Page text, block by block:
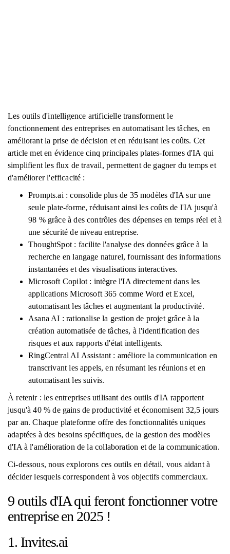
Les outils d'intelligence artificielle transforment le
fonctionnement des entreprises en automatisant les tâches, en
améliorant la prise de décision et en réduisant les coûts. Cet
article met en évidence cinq principales plates-formes d'IA qui
simplifient les flux de travail, permettent de gagner du temps et
d'améliorer l'efficacité :
Prompts.ai : consolide plus de 35 modèles d'IA sur une
seule plate-forme, réduisant ainsi les coûts de l'IA jusqu'à
98 % grâce à des contrôles des dépenses en temps réel et à
une sécurité de niveau entreprise.
ThoughtSpot : facilite l'analyse des données grâce à la
recherche en langage naturel, fournissant des informations
instantanées et des visualisations interactives.
Microsoft Copilot : intègre l'IA directement dans les
applications Microsoft 365 comme Word et Excel,
automatisant les tâches et augmentant la productivité.
Asana AI : rationalise la gestion de projet grâce à la
création automatisée de tâches, à l'identification des
risques et aux rapports d'état intelligents.
RingCentral AI Assistant : améliore la communication en
transcrivant les appels, en résumant les réunions et en
automatisant les suivis.
À retenir : les entreprises utilisant des outils d'IA rapportent
jusqu'à 40 % de gains de productivité et économisent 32,5 jours
par an. Chaque plateforme offre des fonctionnalités uniques
adaptées à des besoins spécifiques, de la gestion des modèles
d'IA à l'amélioration de la collaboration et de la communication.
Ci-dessous, nous explorons ces outils en détail, vous aidant à
décider lesquels correspondent à vos objectifs commerciaux.
9 outils d'IA qui feront fonctionner votre
entreprise en 2025 !
1. Invites.ai